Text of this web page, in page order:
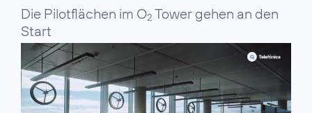
Die Pilotflächen im O2 Tower gehen an den
Start